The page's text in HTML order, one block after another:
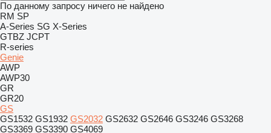
По данному запросу ничего не найдено
RM SP
A-Series SG X-Series
GTBZ JCPT
R-series
Genie
AWP
AWP30
GR
GR20
GS
GS1532 GS1932 GS2032 GS2632 GS2646 GS3246 GS3268
GS3369 GS3390 GS4069